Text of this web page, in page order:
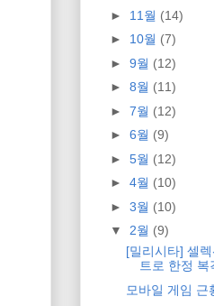
► 11월 (14)
► 10월 (7)
► 9월 (12)
► 8월 (11)
► 7월 (12)
► 6월 (9)
► 5월 (12)
► 4월 (10)
► 3월 (10)
▼ 2월 (9)
[밀리시타] 셀
트로 한정 복
모바일 게임 근